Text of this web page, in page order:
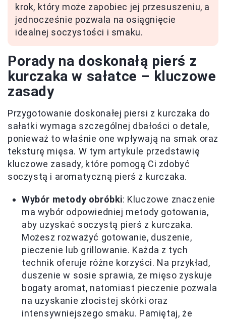
krok, który może zapobiec jej przesuszeniu, a
jednocześnie pozwala na osiągnięcie
idealnej soczystości i smaku.
Porady na doskonałą pierś z
kurczaka w sałatce – kluczowe
zasady
Przygotowanie doskonałej piersi z kurczaka do
sałatki wymaga szczególnej dbałości o detale,
ponieważ to właśnie one wpływają na smak oraz
teksturę mięsa. W tym artykule przedstawię
kluczowe zasady, które pomogą Ci zdobyć
soczystą i aromatyczną pierś z kurczaka.
Wybór metody obróbki: Kluczowe znaczenie
ma wybór odpowiedniej metody gotowania,
aby uzyskać soczystą pierś z kurczaka.
Możesz rozważyć gotowanie, duszenie,
pieczenie lub grillowanie. Każda z tych
technik oferuje różne korzyści. Na przykład,
duszenie w sosie sprawia, że mięso zyskuje
bogaty aromat, natomiast pieczenie pozwala
na uzyskanie złocistej skórki oraz
intensywniejszego smaku. Pamiętaj, że